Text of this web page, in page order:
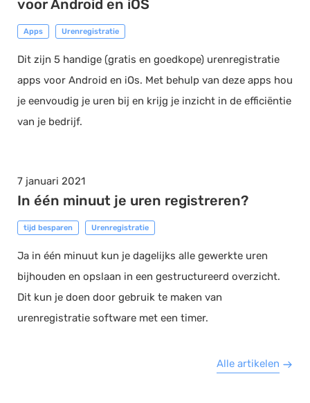
voor Android en iOS
Apps Urenregistratie
Dit zijn 5 handige (gratis en goedkope) urenregistratie
apps voor Android en iOs. Met behulp van deze apps hou
je eenvoudig je uren bij en krijg je inzicht in de efficiëntie
van je bedrijf.
7 januari 2021
In één minuut je uren registreren?
tijd besparen Urenregistratie
Ja in één minuut kun je dagelijks alle gewerkte uren
bijhouden en opslaan in een gestructureerd overzicht.
Dit kun je doen door gebruik te maken van
urenregistratie software met een timer.
Alle artikelen